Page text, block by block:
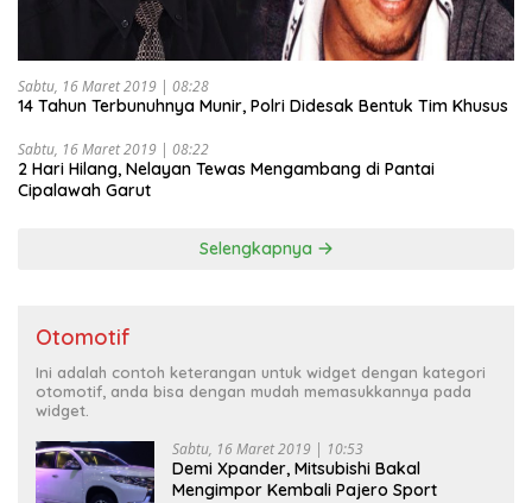
Sabtu, 16 Maret 2019 | 08:28
14 Tahun Terbunuhnya Munir, Polri Didesak Bentuk Tim Khusus
Sabtu, 16 Maret 2019 | 08:22
2 Hari Hilang, Nelayan Tewas Mengambang di Pantai
Cipalawah Garut
Selengkapnya
Otomotif
Ini adalah contoh keterangan untuk widget dengan kategori
otomotif, anda bisa dengan mudah memasukkannya pada
widget.
Sabtu, 16 Maret 2019 | 10:53
Demi Xpander, Mitsubishi Bakal
Mengimpor Kembali Pajero Sport